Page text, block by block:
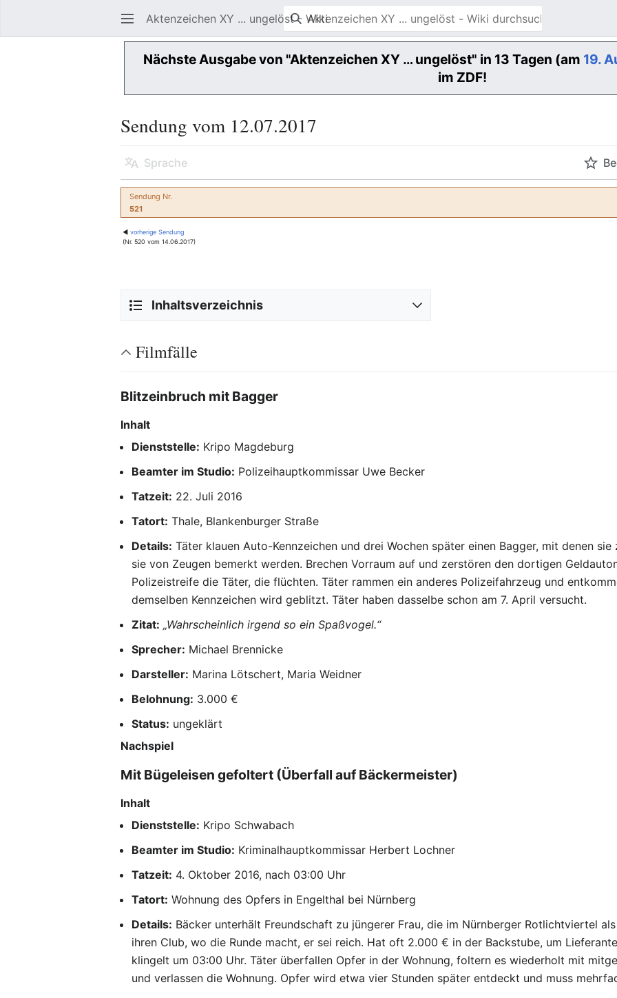
Aktenzeichen XY ... ungelöst - Wiki
Nächste Ausgabe von "Aktenzeichen XY … ungelöst" in 13 Tagen (am 19.
im ZDF!
Sendung vom 12.07.2017
Sprache
Sendung Nr.
521
◀vorherige Sendung
(Nr. 520 vom 14.06.2017)
Inhaltsverzeichnis
Filmfälle
Blitzeinbruch mit Bagger
Inhalt
Dienststelle: Kripo Magdeburg
Beamter im Studio: Polizeihauptkommissar Uwe Becker
Tatzeit: 22. Juli 2016
Tatort: Thale, Blankenburger Straße
Details: Täter klauen Auto-Kennzeichen und drei Wochen später einen Bagger, mit denen
sie von Zeugen bemerkt werden. Brechen Vorraum auf und zerstören den dortigen
Polizeistreife die Täter, die flüchten. Täter rammen ein anderes Polizeifahrzeug und
demselben Kennzeichen wird geblitzt. Täter haben dasselbe schon am 7. April versucht.
Zitat: „Wahrscheinlich irgend so ein Spaßvogel.“
Sprecher: Michael Brennicke
Darsteller: Marina Lötschert, Maria Weidner
Belohnung: 3.000 €
Status: ungeklärt
Nachspiel
Mit Bügeleisen gefoltert (Überfall auf Bäckermeister)
Inhalt
Dienststelle: Kripo Schwabach
Beamter im Studio: Kriminalhauptkommissar Herbert Lochner
Tatzeit: 4. Oktober 2016, nach 03:00 Uhr
Tatort: Wohnung des Opfers in Engelthal bei Nürnberg
Details: Bäcker unterhält Freundschaft zu jüngerer Frau, die im Nürnberger Rotlichtviertel
ihren Club, wo die Runde macht, er sei reich. Hat oft 2.000 € in der Backstube, um
klingelt um 03:00 Uhr. Täter überfallen Opfer in der Wohnung, foltern es wiederholt mit
und verlassen die Wohnung. Opfer wird etwa vier Stunden später entdeckt und muss